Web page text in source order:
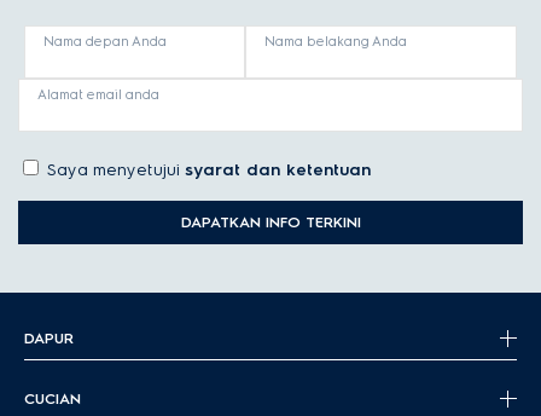
Nama depan Anda Nama belakang Anda
Alamat email anda
Saya menyetujui syarat dan ketentuan
DAPATKAN INFO TERKINI
DAPUR
CUCIAN